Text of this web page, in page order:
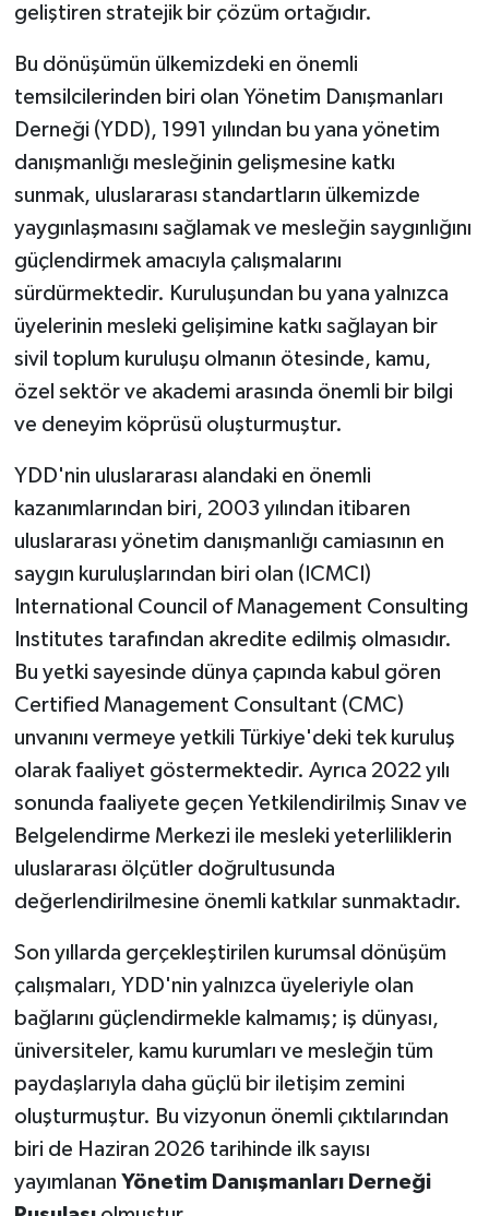
geliştiren stratejik bir çözüm ortağıdır.
Bu dönüşümün ülkemizdeki en önemli
temsilcilerinden biri olan Yönetim Danışmanları
Derneği (YDD), 1991 yılından bu yana yönetim
danışmanlığı mesleğinin gelişmesine katkı
sunmak, uluslararası standartların ülkemizde
yaygınlaşmasını sağlamak ve mesleğin saygınlığını
güçlendirmek amacıyla çalışmalarını
sürdürmektedir. Kuruluşundan bu yana yalnızca
üyelerinin mesleki gelişimine katkı sağlayan bir
sivil toplum kuruluşu olmanın ötesinde, kamu,
özel sektör ve akademi arasında önemli bir bilgi
ve deneyim köprüsü oluşturmuştur.
YDD'nin uluslararası alandaki en önemli
kazanımlarından biri, 2003 yılından itibaren
uluslararası yönetim danışmanlığı camiasının en
saygın kuruluşlarından biri olan (ICMCI)
International Council of Management Consulting
Institutes tarafından akredite edilmiş olmasıdır.
Bu yetki sayesinde dünya çapında kabul gören
Certified Management Consultant (CMC)
unvanını vermeye yetkili Türkiye'deki tek kuruluş
olarak faaliyet göstermektedir. Ayrıca 2022 yılı
sonunda faaliyete geçen Yetkilendirilmiş Sınav ve
Belgelendirme Merkezi ile mesleki yeterliliklerin
uluslararası ölçütler doğrultusunda
değerlendirilmesine önemli katkılar sunmaktadır.
Son yıllarda gerçekleştirilen kurumsal dönüşüm
çalışmaları, YDD'nin yalnızca üyeleriyle olan
bağlarını güçlendirmekle kalmamış; iş dünyası,
üniversiteler, kamu kurumları ve mesleğin tüm
paydaşlarıyla daha güçlü bir iletişim zemini
oluşturmuştur. Bu vizyonun önemli çıktılarından
biri de Haziran 2026 tarihinde ilk sayısı
yayımlanan Yönetim Danışmanları Derneği